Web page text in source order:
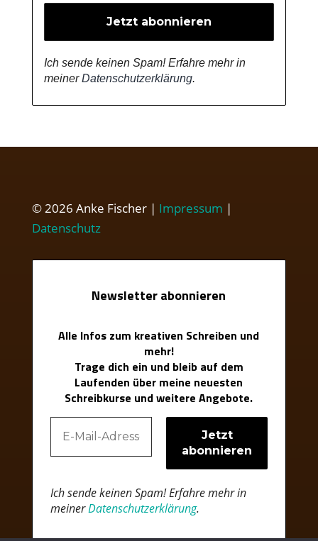
Ich sende keinen Spam! Erfahre mehr in
meinerDatenschutzerklärung.
© 2026 Anke Fischer | Impressum |
Datenschutz
Newsletter abonnieren
Alle Infos zum kreativen Schreiben und
mehr!
Trage dich ein und bleib auf dem
Laufenden über meine neuesten
Schreibkurse und weitere Angebote.
Ich sende keinen Spam! Erfahre mehr in
meinerDatenschutzerklärung.